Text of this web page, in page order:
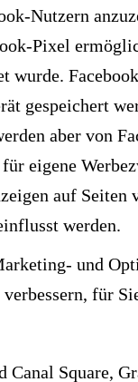
Nutzern
Pixel
gespeichert
aber von
eigene
auf
werden.
und
für
Square,